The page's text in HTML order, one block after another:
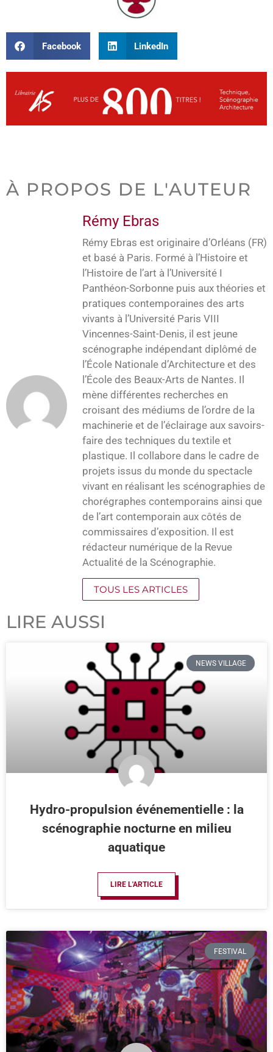
Facebook LinkedIn
À PROPOS DE L'AUTEUR
Rémy Ebras
Rémy Ebras est originaire d’Orléans (FR)
et basé à Paris. Formé à l’Histoire et
l’Histoire de l’art à l’Université I
Panthéon-Sorbonne puis aux théories et
pratiques contemporaines des arts
vivants à l’Université Paris VIII
Vincennes-Saint-Denis, il est jeune
scénographe indépendant diplômé de
l’École Nationale d’Architecture et des
l’École des Beaux-Arts de Nantes. Il
mène différentes recherches en
croisant des médiums de l’ordre de la
machinerie et de l’éclairage aux savoirs-
faire des techniques du textile et
plastique. Il collabore dans le cadre de
projets issus du monde du spectacle
vivant en réalisant les scénographies de
chorégraphes contemporains ainsi que
de l’art contemporain aux côtés de
commissaires d’exposition. Il est
rédacteur numérique de la Revue
Actualité de la Scénographie.
TOUS LES ARTICLES
LIRE AUSSI
NEWS VILLAGE
Hydro-propulsion événementielle : la
scénographie nocturne en milieu
aquatique
LIRE L'ARTICLE
FESTIVAL